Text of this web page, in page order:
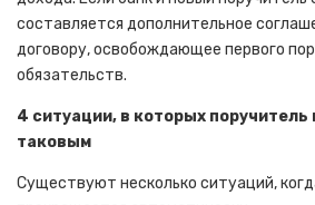
составляется дополнительное
договору, освобождающее первого
обязательств.
4 ситуации, в которых
таковым
Существуют несколько ситуаций,